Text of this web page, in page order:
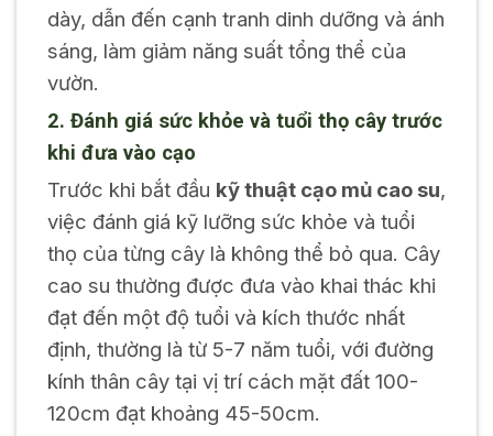
dày, dẫn đến cạnh tranh dinh dưỡng và ánh
sáng, làm giảm năng suất tổng thể của
vườn.
2. Đánh giá sức khỏe và tuổi thọ cây trước
khi đưa vào cạo
Trước khi bắt đầu kỹ thuật cạo mủ cao su,
việc đánh giá kỹ lưỡng sức khỏe và tuổi
thọ của từng cây là không thể bỏ qua. Cây
cao su thường được đưa vào khai thác khi
đạt đến một độ tuổi và kích thước nhất
định, thường là từ 5-7 năm tuổi, với đường
kính thân cây tại vị trí cách mặt đất 100-
120cm đạt khoảng 45-50cm.